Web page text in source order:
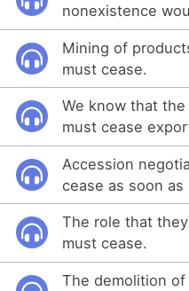
nonexistence
Mining of
must cease.
We know that
must cease
Accession
cease as soon as
The role that
must cease.
The demolition